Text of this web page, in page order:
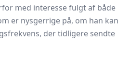
med interesse fulgt af både
er nysgerrige på, om han kan
der tidligere sendte